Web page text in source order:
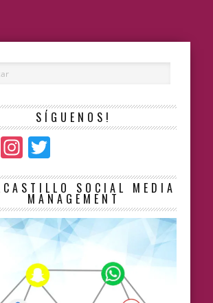
SÍGUENOS!
Facebook
Instagram
SOCIAL MEDIA
MANAGEMENT